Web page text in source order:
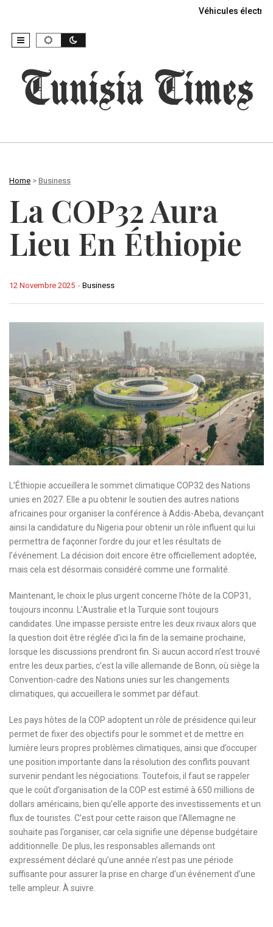
Véhicules
Home > Business
La COP32 Aura
Lieu En Éthiopie
- Business
12 Novembre 2025
L’Éthiopie accueillera le sommet climatique COP32 des Nations
unies en 2027. Elle a pu obtenir le soutien des autres nations
africaines pour organiser la conférence à Addis-Abeba, devançant
ainsi la candidature du Nigeria pour obtenir un rôle influent qui lui
permettra de façonner l’ordre du jour et les résultats de
l’événement. La décision doit encore être officiellement adoptée,
mais cela est désormais considéré comme une formalité.
Maintenant, le choix le plus urgent concerne l’hôte de la COP31,
toujours inconnu. L’Australie et la Turquie sont toujours
candidates. Une impasse persiste entre les deux rivaux alors que
la question doit être réglée d’ici la fin de la semaine prochaine,
lorsque les discussions prendront fin. Si aucun accord n’est trouvé
entre les deux parties, c’est la ville allemande de Bonn, où siège la
Convention-cadre des Nations unies sur les changements
climatiques, qui accueillera le sommet par défaut.
Les pays hôtes de la COP adoptent un rôle de présidence qui leur
permet de fixer des objectifs pour le sommet et de mettre en
lumière leurs propres problèmes climatiques, ainsi que d’occuper
une position importante dans la résolution des conflits pouvant
survenir pendant les négociations. Toutefois, il faut se rappeler
que le coût d’organisation de la COP est estimé à 650 millions de
dollars américains, bien qu’elle apporte des investissements et un
flux de touristes. C’est pour cette raison que l’Allemagne ne
souhaite pas l’organiser, car cela signifie une dépense budgétaire
additionnelle. De plus, les responsables allemands ont
expressément déclaré qu’une année n’est pas une période
suffisante pour assurer la prise en charge d’un événement d’une
telle ampleur. À suivre.